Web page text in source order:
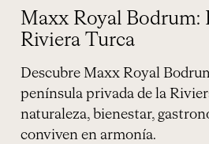
Maxx Royal Bodrum:
Riviera Turca
Descubre Maxx Royal
península privada de la
naturaleza, bienestar,
conviven en armonía.